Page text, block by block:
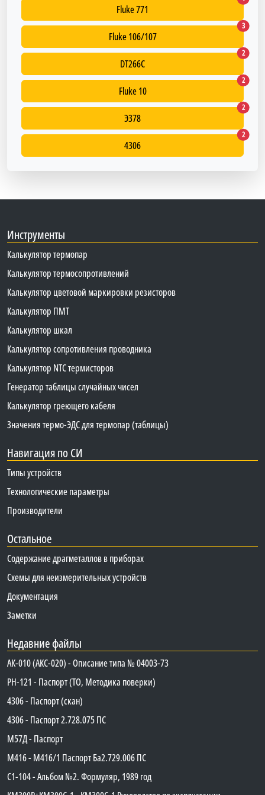
Fluke 771
Fluke 106/107
3Fluke
DT266C
2DT266C
Fluke 10
2Fluke 10
Э378
2Э378
4306
24306
Инструменты
Калькулятор термопар
Калькулятор термосопротивлений
Калькулятор цветовой маркировки резисторов
Калькулятор ПМТ
Калькулятор шкал
Калькулятор сопротивления проводника
Калькулятор NTC термисторов
Генератор таблицы случайных чисел
Калькулятор греющего кабеля
Значения термо-ЭДС для термопар (таблицы)
Навигация по СИ
Типы устройств
Технологические параметры
Производители
Остальное
Содержание драгметаллов в приборах
Схемы для неизмерительных устройств
Документация
Заметки
Недавние файлы
АК-010 (АКС-020) - Описание типа № 04003-73
PH-121 - Паспорт (ТО, Методика поверки)
4306 - Паспорт (скан)
4306 - Паспорт 2.728.075 ПС
М57Д - Паспорт
М416 - М416/1 Паспорт Ба2.729.006 ПС
C1-104 - Альбом №2. Формуляр, 1989 год